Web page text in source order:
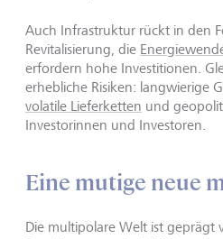
Auch Infrastruktur rückt in den
Revitalisierung, die
erfordern hohe Investitionen.
erhebliche Risiken: langwierige
volatile Lieferketten und
Investorinnen und Investoren.
Eine mutige neue
Die multipolare Welt ist geprägt